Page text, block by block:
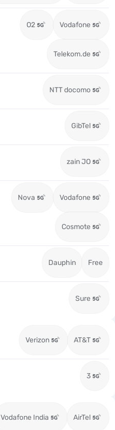
O2 Vodafone
Telekom.de
NTT docomo
GibTel
zain JO
Nova Vodafone
Cosmote
Dauphin Free
Sure
Verizon AT&T
3
Vodafone India AirTel